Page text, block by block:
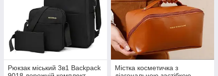
Рюкзак міський 3в1 Backpack
Містка косметичка з